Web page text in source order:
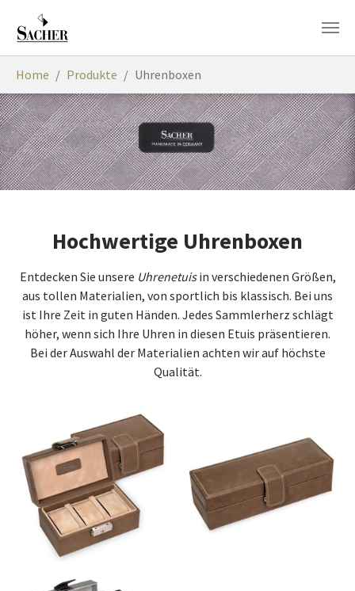
Home Produkte Uhrenboxen
Hochwertige Uhrenboxen
Entdecken Sie unsere Uhrenetuisin verschiedenen Größen,
aus tollen Materialien, von sportlich bis klassisch. Bei uns
ist Ihre Zeit in guten Händen. Jedes Sammlerherz schlägt
höher, wenn sich Ihre Uhren in diesen Etuis präsentieren.
Bei der Auswahl der Materialien achten wir auf höchste
Qualität.